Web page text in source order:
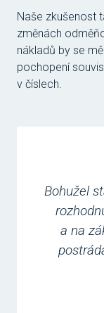
Naše zkušenost
změnách
nákladů by se
pochopení
v číslech.
Bohužel
a na